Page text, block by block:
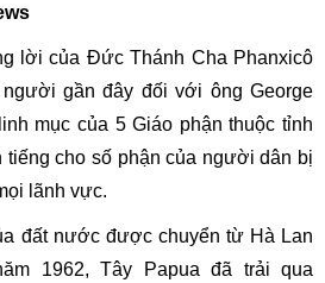
lời của Đức Thánh Cha Phanxicô
gần đây đối với ông George
mục của 5 Giáo phận thuộc tỉnh
tiếng cho số phận của người dân bị
lãnh vực.
đất nước được chuyển từ Hà Lan
1962, Tây Papua đã trải qua